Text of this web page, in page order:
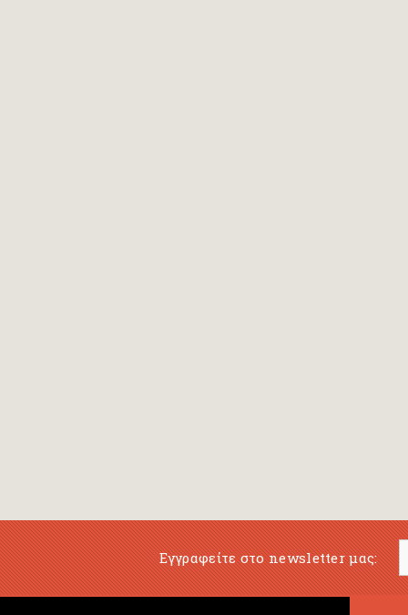
Εγγραφείτε στο newsletter μας: